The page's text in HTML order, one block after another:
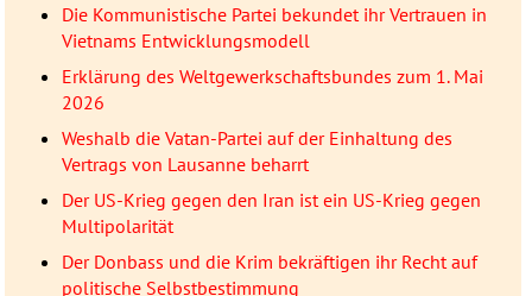
Die Kommunistische Partei bekundet ihr Vertrauen in
Vietnams Entwicklungsmodell
Erklärung des Weltgewerkschaftsbundes zum 1. Mai
2026
Weshalb die Vatan-Partei auf der Einhaltung des
Vertrags von Lausanne beharrt
Der US-Krieg gegen den Iran ist ein US-Krieg gegen
Multipolarität
Der Donbass und die Krim bekräftigen ihr Recht auf
politische Selbstbestimmung